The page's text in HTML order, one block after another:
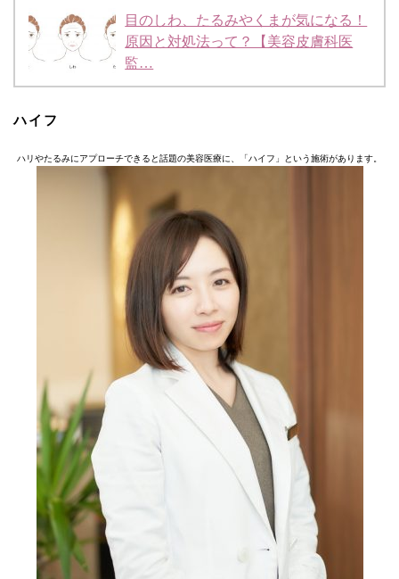
目のしわ、たるみやくまが気になる！
原因と対処法って？【美容皮膚科医
監…
ハイフ
ハリやたるみにアプローチできると話題の美容医療に、「ハイフ」という施術があります。